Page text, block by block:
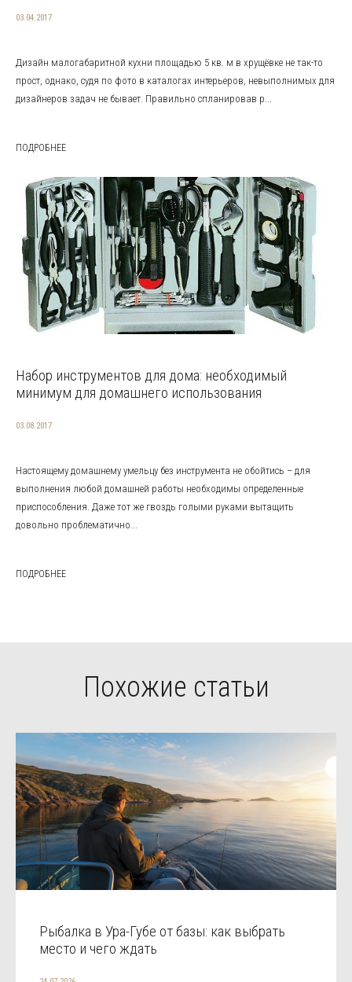
03.04.2017
Дизайн малогабаритной кухни площадью 5 кв. м в хрущёвке не так-то
прост, однако, судя по фото в каталогах интерьеров, невыполнимых для
дизайнеров задач не бывает. Правильно спланировав р...
ПОДРОБНЕЕ
Набор инструментов для дома: необходимый
минимум для домашнего использования
03.08.2017
Настоящему домашнему умельцу без инструмента не обойтись – для
выполнения любой домашней работы необходимы определенные
приспособления. Даже тот же гвоздь голыми руками вытащить
довольно проблематично...
ПОДРОБНЕЕ
Похожие статьи
Рыбалка в Ура-Губе от базы: как выбрать
место и чего ждать